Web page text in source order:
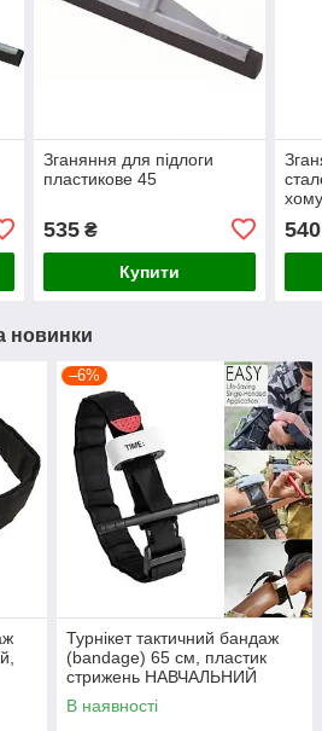
Зганяння для підлоги
пластикове 45
535₴
Купити
540
новинки
–6%
Турнікет тактичний бандаж
(bandage) 65 см, пластик
стрижень НАВЧАЛЬНИЙ
В наявності